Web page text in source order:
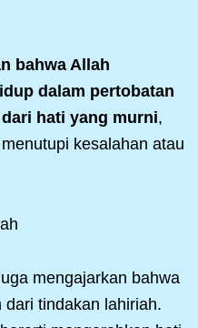
bahwa Allah
dalam pertobatan
hati yang murni,
kesalahan atau
mengajarkan bahwa
tindakan lahiriah.